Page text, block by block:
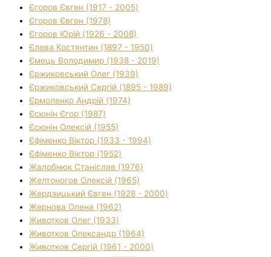
Єгоров Євген (1917 - 2005)
Єгоров Євген (1978)
Єгоров Юрій (1926 - 2008)
Єлева Костянтин (1897 - 1950)
Ємець Володимир (1938 - 2019)
Єржиковський Олег (1939)
Єржиковський Сергій (1895 - 1989)
Єрмоленко Андрій (1974)
Єсюнін Єгор (1987)
Єсюнін Олексій (1955)
Єфіменко Віктор (1933 - 1994)
Єфіменко Віктор (1952)
Жалобнюк Станіслав (1976)
Желтоногов Олексій (1965)
Жердзицький Євген (1928 - 2000)
Жернова Олена (1962)
Животков Олег (1933)
Животков Олександр (1964)
Животков Сергій (1961 - 2000)